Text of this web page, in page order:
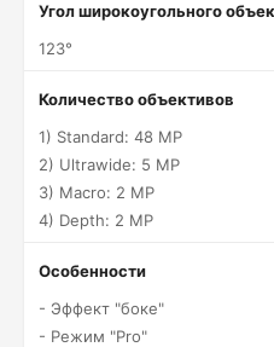
Угол широкоугольного
123°
Количество объективов
1) Standard: 48 MP
2) Ultrawide: 5 MP
3) Macro: 2 MP
4) Depth: 2 MP
Особенности
- Эффект "боке"
- Режим "Pro"